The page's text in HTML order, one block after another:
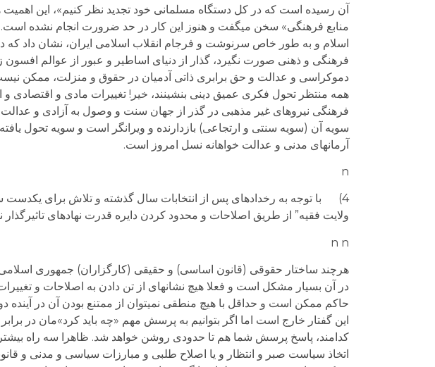
آن رسیده است که در کل دستگاه مسلمانی خود تجدید نظر کنیم»، این
منابع فرهنگی» سخن می­گفت و هنوز این کار در حد ضرورت انجام نشده
اسلام و به طور خاص سرنوشت و فرجام انقلاب اسلامی ایران، نشان داد
فرهنگی و ذهنی صورت نگیرد، گذار از دنیای اساطیر و عبور از عوالم
دموکراسی و عدالت و حق برابری ذاتی آدمیان در حقوق و منزلت، ممکن نیست.
همه منتظر تحول فکری عمیق دینی بنشینند، خیر! تغییرات مادی و اقتصادی و
فرهنگی نیروهای غیر مذهبی در گذر از جهان سنت و وصول به آزادی و
سویه آن (سویه سنتی و ارتجاعی) بازدارنده و ویرانگر است و سویه تحول
آرمانهای مدنی و عدالت خواهانه نسل امروز است.
n
4) با توجه به رخدادهای پس از انتخابات سال گذشته و تلاش برای
ولایت فقیه” از طریق اصلاحات و محدود کردن دایره قدرت نهادهای
n n
هرچند ساختار حقوقی (قانون اساسی) و حقیقی (کارگزاران) جمهوری
در آن بسیار مشکل است و فعلا هیچ نشانه­ای از تن دادن به اصلاحات و
حاکم ممکن است و حداقل با هیچ منطقی نمی­توان از ممتنع بودن آن در
این گفتار خارج است اما اگر بتوانیم به پرسش مهم «چه باید کرد»مان در
کدامند، پاسخ پرسش شما هم تا حدودی روشن خواهد شد. ظاهرا سه راه
اتخاذ سیاست صبر و انتظار و یا اصلاح طلبی و مبارزات سیاسی و مدنی و